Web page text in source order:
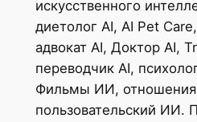
искусственного
диетолог AI, AI Pet
адвокат AI, Доктор AI,
переводчик AI,
Фильмы ИИ,
пользовательский ИИ.